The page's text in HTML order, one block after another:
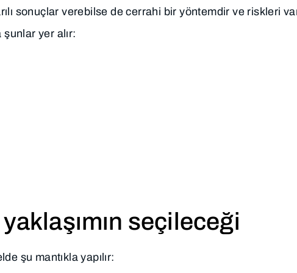
sonuçlar verebilse de cerrahi bir yöntemdir ve riskleri
yer alır:
seçileceği
şu mantıkla yapılır: